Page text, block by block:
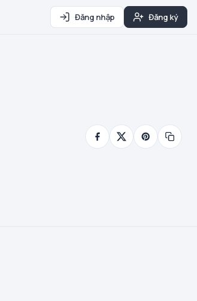
Đăng nhập Đăng ký